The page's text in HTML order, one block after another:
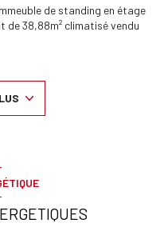
de standing en étage
de 38,88m² climatisé vendu
WC, balcon.